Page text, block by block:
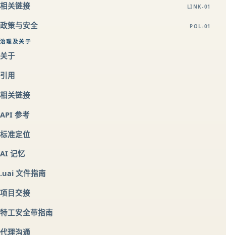
相关链接 LINK-01
政策与安全 POL-01
治理及关于
关于
引用
相关链接
API 参考
标准定位
AI 记忆
.uai 文件指南
项目交接
特工安全带指南
代理沟通